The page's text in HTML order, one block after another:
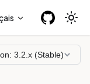
3.2.x (Stable)